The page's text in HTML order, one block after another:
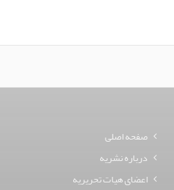
صفحه اصلی
درباره نشریه
اعضای هیات تحریریه